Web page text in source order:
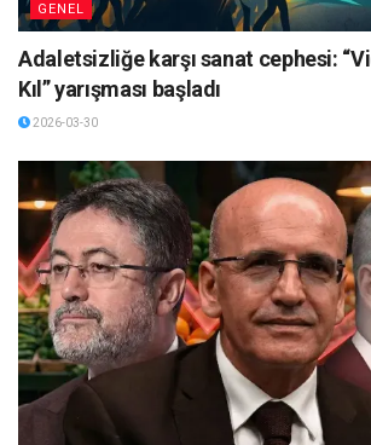
GENEL
Adaletsizliğe karşı sanat cephesi:
Kıl” yarışması başladı
2026-03-30